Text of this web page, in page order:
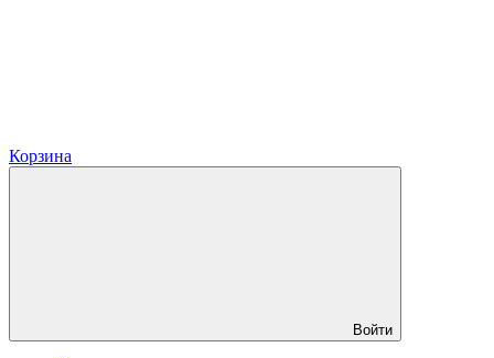
Корзина
Войти